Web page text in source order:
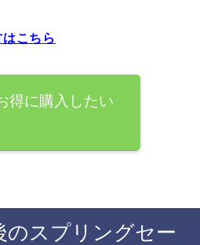
こちら
得に購入したい
スプリングセー